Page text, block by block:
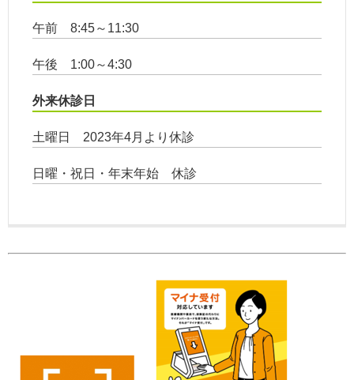
午前 8:45～11:30
午後 1:00～4:30
外来休診日
土曜日 2023年4月より休診
日曜・祝日・年末年始 休診